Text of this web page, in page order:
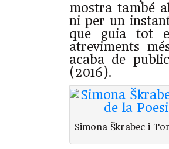
mostra també
ni per un
que guia tot
atreviments
acaba de
(2016).
Simona Škrabec i